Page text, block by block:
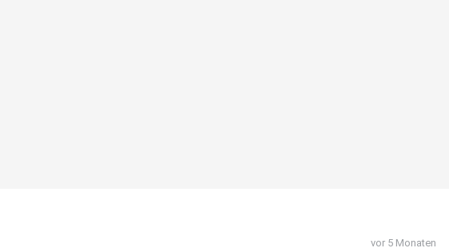
vor 5 Monaten